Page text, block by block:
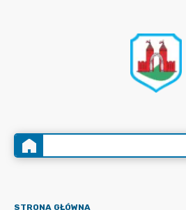
STRONA GŁÓWNA